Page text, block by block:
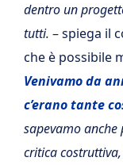
dentro un
tutti. – spiega il
che è possibile
Venivamo da
c’erano tante
sapevamo
critica